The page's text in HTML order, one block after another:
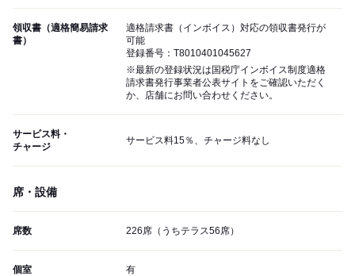
領収書（適格簡易請求
書）
適格請求書（インボイス）対応の領収書発行が
可能
登録番号：T8010401045627
※最新の登録状況は国税庁インボイス制度適格
請求書発行事業者公表サイトをご確認いただく
か、店舗にお問い合わせください。
サービス料・
チャージ
サービス料15％、チャージ料なし
席・設備
席数 226席（うちテラス56席）
個室 有